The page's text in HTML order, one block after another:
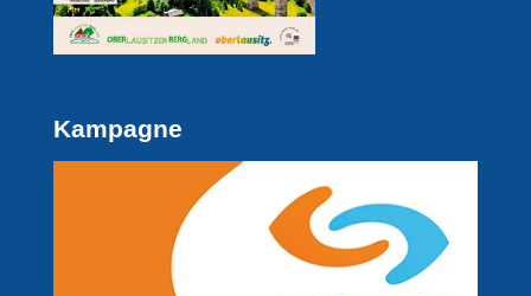
Kampagne